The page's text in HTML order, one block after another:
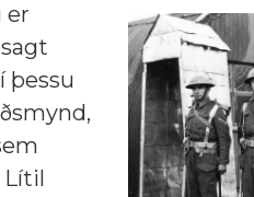
er
þessu
Lítil